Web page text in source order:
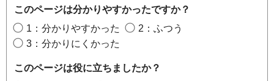
このページは分かりやすかったですか？
1：分かりやすかった
2：ふつう
3：分かりにくかった
このページは役に立ちましたか？